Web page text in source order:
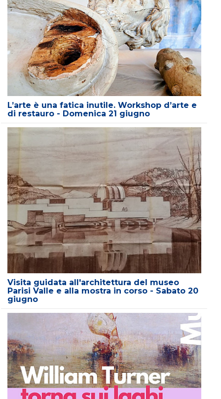
L’arte è una fatica inutile. Workshop d’arte e
di restauro - Domenica 21 giugno
Visita guidata all'architettura del museo
Parisi Valle e alla mostra in corso - Sabato 20
giugno